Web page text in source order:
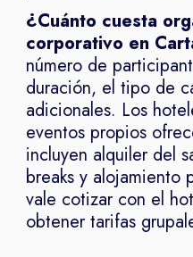
¿Cuánto cuesta
corporativo en
número de
duración, el tipo de
adicionales. Los
eventos propios
incluyen alquiler del
breaks y alojamiento
vale cotizar con el
obtener tarifas